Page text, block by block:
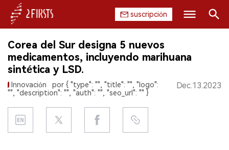
suscripción
INICIO
EMPRESA
REGULACIÓN
Corea del Sur designa 5 nuevos
medicamentos, incluyendo marihuana
sintética y LSD.
Innovación
por { "type": "", "title": "", "logo":
"", "description": "", "auth": "", "seo_url": "" }
Dec.13.2023